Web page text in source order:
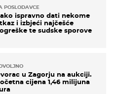
POSLODAVCE
ispravno dati nekome
i izbjeći najčešće
te sudske sporove
u Zagorju na aukciji.
cijena 1,46 milijuna